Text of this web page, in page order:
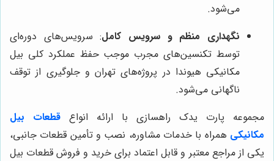
می‌شود.
نگهداری منظم و سرویس کامل: سرویس‌های دوره‌ای
توسط تکنسین‌های مجرب موجب حفظ عملکرد کلی بیل
مکانیکی هیوندا در پروژه‌های تهران و جلوگیری از توقف
ناگهانی می‌شود.
مجموعه پارت یدک راهسازی با ارائه انواع قطعات بیل
مکانیکی همراه با خدمات مشاوره، نصب و تأمین قطعات جانبی،
یکی از مراجع معتبر و قابل اعتماد برای خرید و فروش قطعات بیل